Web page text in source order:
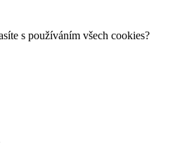
s používáním všech cookies?